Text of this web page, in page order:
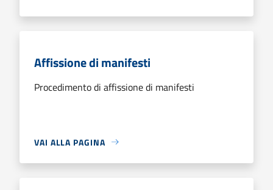
Affissione di manifesti
Procedimento di affissione di manifesti
VAI ALLA PAGINA